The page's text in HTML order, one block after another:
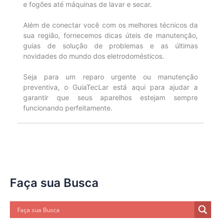
e fogões até máquinas de lavar e secar.
Além de conectar você com os melhores técnicos da
sua região, fornecemos dicas úteis de manutenção,
guias de solução de problemas e as últimas
novidades do mundo dos eletrodomésticos.
Seja para um reparo urgente ou manutenção
preventiva, o GuiaTecLar está aqui para ajudar a
garantir que seus aparelhos estejam sempre
funcionando perfeitamente.
Faça sua Busca